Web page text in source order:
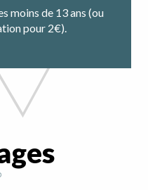
moins de 13 ans (ou
pour 2€).